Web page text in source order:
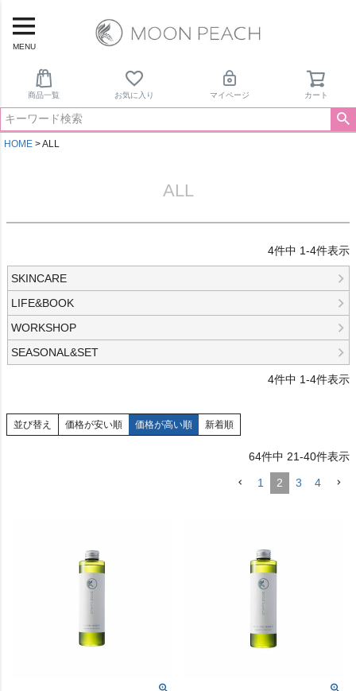
MENU
商品一覧 お気に入り マイページ カート
HOME ALL
ALL
4件中 1-4件表示
SKINCARE
LIFE&BOOK
WORKSHOP
SEASONAL&SET
4件中 1-4件表示
並び替え 価格が安い順 価格が高い順 新着順
64件中 21-40件表示
1 2 3 4